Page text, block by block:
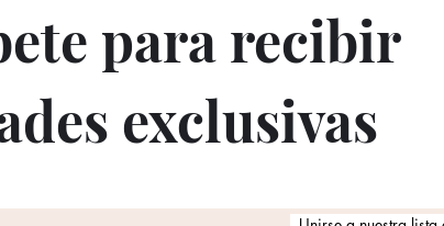
para recibir
exclusivas